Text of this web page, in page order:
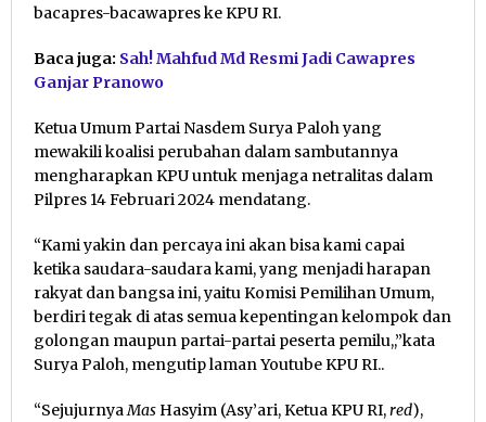
bacapres-bacawapres ke KPU RI.
Baca juga: Sah! Mahfud Md Resmi Jadi Cawapres
Ganjar Pranowo
Ketua Umum Partai Nasdem Surya Paloh yang
mewakili koalisi perubahan dalam sambutannya
mengharapkan KPU untuk menjaga netralitas dalam
Pilpres 14 Februari 2024 mendatang.
“Kami yakin dan percaya ini akan bisa kami capai
ketika saudara-saudara kami, yang menjadi harapan
rakyat dan bangsa ini, yaitu Komisi Pemilihan Umum,
berdiri tegak di atas semua kepentingan kelompok dan
golongan maupun partai-partai peserta pemilu,,”kata
Surya Paloh, mengutip laman Youtube KPU RI..
“SejujurnyaMas Hasyim (Asy’ari, Ketua KPU RI,red),